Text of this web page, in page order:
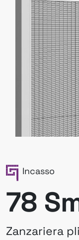
Incasso
78
Zanzariera